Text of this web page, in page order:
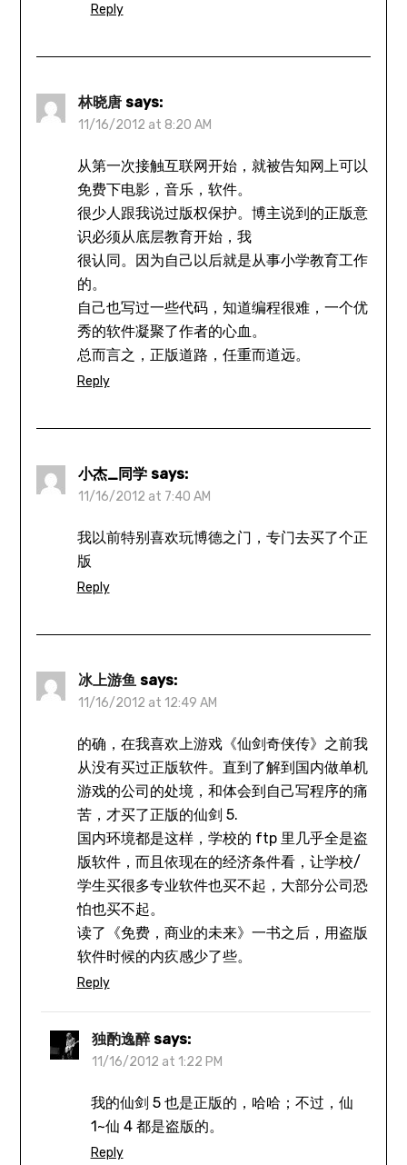
Reply
林晓唐 says:
11/16/2012 at 8:20 AM
从第一次接触互联网开始，就被告知网上可以
免费下电影，音乐，软件。
很少人跟我说过版权保护。博主说到的正版意
识必须从底层教育开始，我
很认同。因为自己以后就是从事小学教育工作
的。
自己也写过一些代码，知道编程很难，一个优
秀的软件凝聚了作者的心血。
总而言之，正版道路，任重而道远。
Reply
小杰_同学 says:
11/16/2012 at 7:40 AM
我以前特别喜欢玩博德之门，专门去买了个正
版
Reply
冰上游鱼 says:
11/16/2012 at 12:49 AM
的确，在我喜欢上游戏《仙剑奇侠传》之前我
从没有买过正版软件。直到了解到国内做单机
游戏的公司的处境，和体会到自己写程序的痛
苦，才买了正版的仙剑 5.
国内环境都是这样，学校的 ftp 里几乎全是盗
版软件，而且依现在的经济条件看，让学校/
学生买很多专业软件也买不起，大部分公司恐
怕也买不起。
读了《免费，商业的未来》一书之后，用盗版
软件时候的内疚感少了些。
Reply
独酌逸醉 says:
11/16/2012 at 1:22 PM
我的仙剑 5 也是正版的，哈哈；不过，仙
1~仙 4 都是盗版的。
Reply